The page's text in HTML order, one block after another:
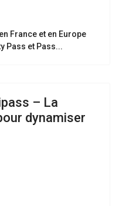
France et en Europe
Pass et Pass...
– La
dynamiser